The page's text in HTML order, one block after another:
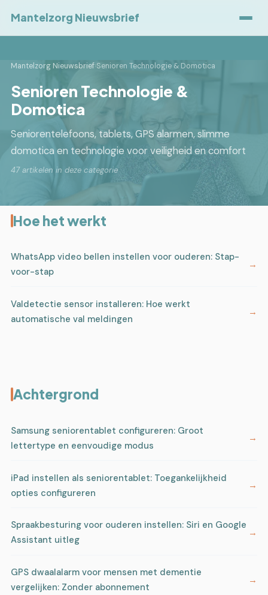
Mantelzorg Nieuwsbrief
Mantelzorg Nieuwsbrief›Senioren Technologie & Domotica
Senioren Technologie &
Domotica
Seniorentelefoons, tablets, GPS alarmen, slimme
domotica en technologie voor veiligheid en comfort
47 artikelen in deze categorie
Hoe het werkt
WhatsApp video bellen instellen voor ouderen: Stap-
voor-stap
Valdetectie sensor installeren: Hoe werkt
automatische val meldingen
Achtergrond
Samsung seniorentablet configureren: Groot
lettertype en eenvoudige modus
iPad instellen als seniorentablet: Toegankelijkheid
opties configureren
Spraakbesturing voor ouderen instellen: Siri en Google
Assistant uitleg
GPS dwaalalarm voor mensen met dementie
vergelijken: Zonder abonnement